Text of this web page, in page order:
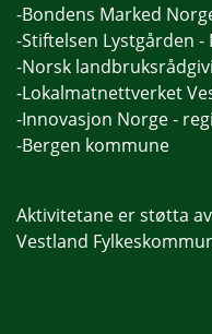
-Bondens Marked
-Stiftelsen Lystgården -
-Norsk
-Lokalmatnettverket
-Innovasjon Norge -
-Bergen kommune
Aktivitetane er støtta av
Vestland